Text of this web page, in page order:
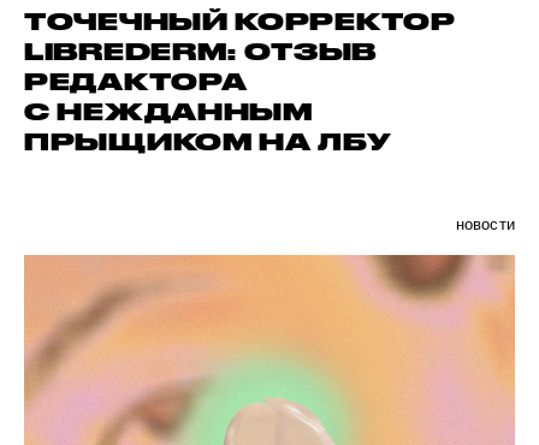
ТОЧЕЧНЫЙ КОРРЕКТОР
LIBREDERM: ОТЗЫВ
РЕДАКТОРА
С НЕЖДАННЫМ
ПРЫЩИКОМ НА ЛБУ
новости